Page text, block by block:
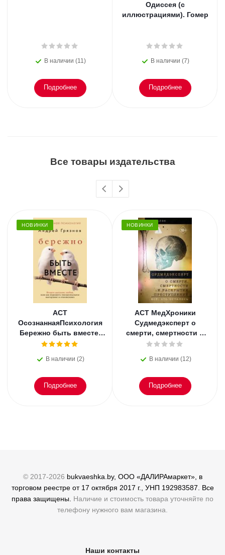
В наличии (11)
Подробнее
Одиссея (с
иллюстрациями). Гомер
В наличии (7)
Подробнее
Все товары издательства
НОВИНКИ
АСТ
ОсознаннаяПсихология
Бережно быть вместе.
Второе дыхание любви,
эмоциональное
В наличии (2)
Подробнее
НОВИНКИ
АСТ МедХроники
Судмедэксперт о
смерти, смертности и
раскрытии
осталось. Блэк
В наличии (12)
Подробнее
© 2017-2026 bukvaeshka.by, ООО «ДАЛИРАмаркет», в
торговом реестре от 17 октября 2017 г., УНП 192983587. Все
права защищены. Наличие и стоимость товара уточняйте по
телефону нужного вам магазина.
Наши контакты